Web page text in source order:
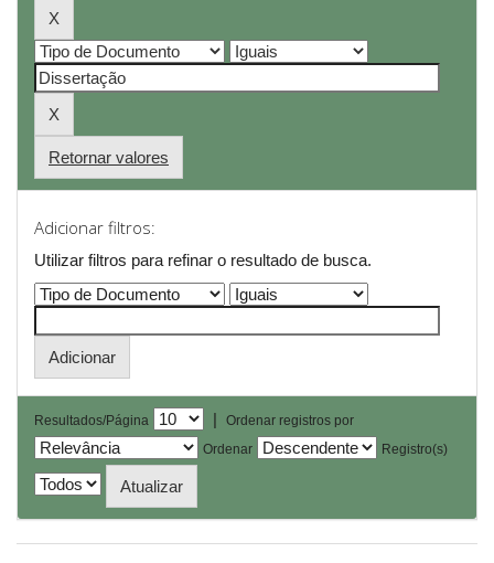
Retornar valores
Adicionar filtros:
Utilizar filtros para refinar o resultado de busca.
Resultados/Página |
Ordenar registros por
Ordenar
Registro(s)